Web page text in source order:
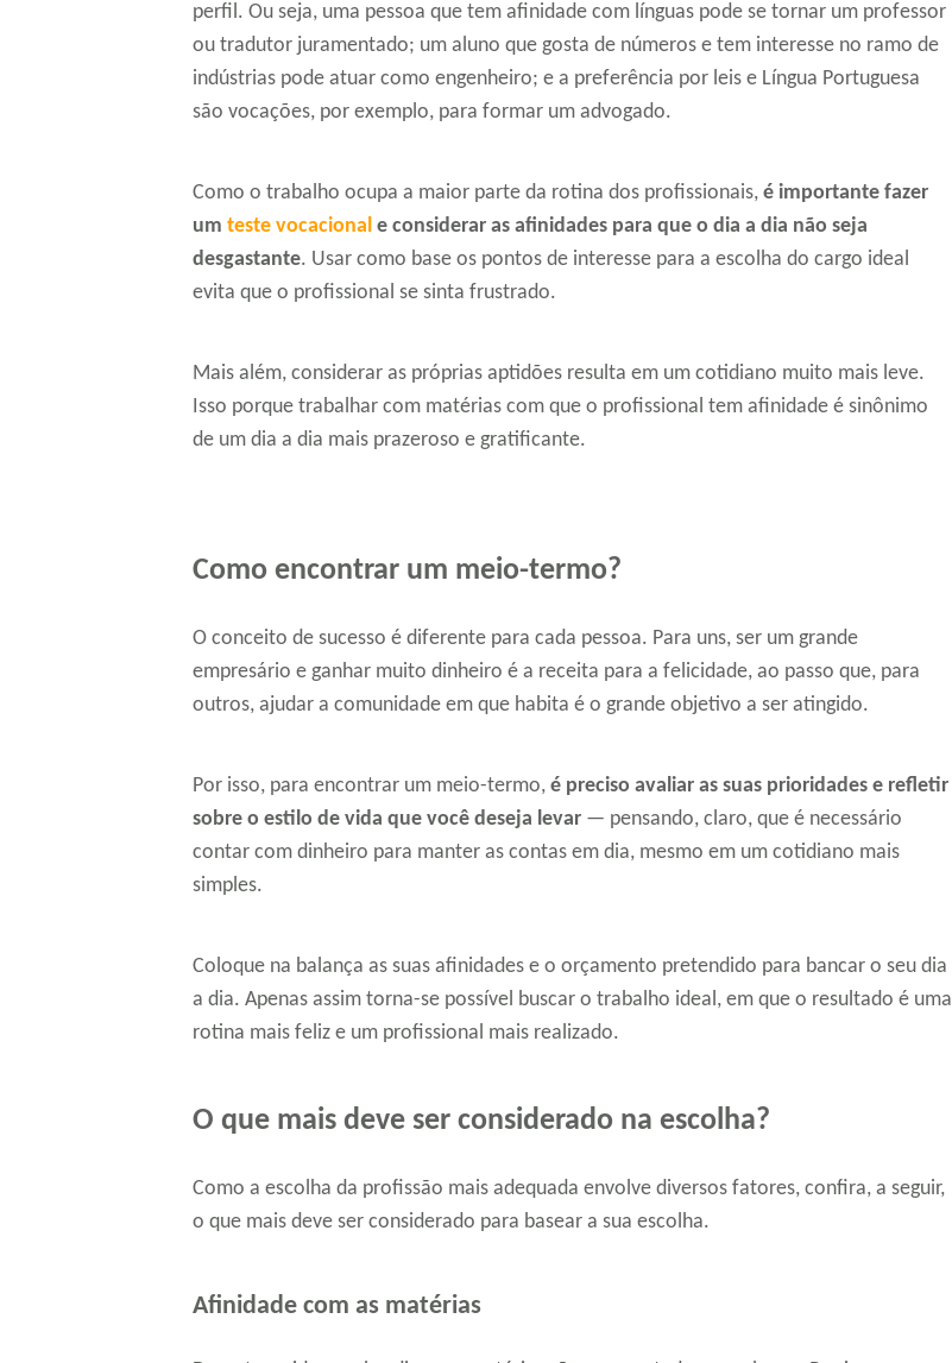
perfil. Ou seja, uma pessoa que tem afinidade com línguas pode se tornar um professor
ou tradutor juramentado; um aluno que gosta de números e tem interesse no ramo de
indústrias pode atuar como engenheiro; e a preferência por leis e Língua Portuguesa
são vocações, por exemplo, para formar um advogado.
Como o trabalho ocupa a maior parte da rotina dos profissionais, é importante fazer
um teste vocacional e considerar as afinidades para que o dia a dia não seja
desgastante. Usar como base os pontos de interesse para a escolha do cargo ideal
evita que o profissional se sinta frustrado.
Mais além, considerar as próprias aptidões resulta em um cotidiano muito mais leve.
Isso porque trabalhar com matérias com que o profissional tem afinidade é sinônimo
de um dia a dia mais prazeroso e gratificante.
Como encontrar um meio-termo?
O conceito de sucesso é diferente para cada pessoa. Para uns, ser um grande
empresário e ganhar muito dinheiro é a receita para a felicidade, ao passo que, para
outros, ajudar a comunidade em que habita é o grande objetivo a ser atingido.
Por isso, para encontrar um meio-termo, é preciso avaliar as suas prioridades e refletir
sobre o estilo de vida que você deseja levar — pensando, claro, que é necessário
contar com dinheiro para manter as contas em dia, mesmo em um cotidiano mais
simples.
Coloque na balança as suas afinidades e o orçamento pretendido para bancar o seu dia
a dia. Apenas assim torna-se possível buscar o trabalho ideal, em que o resultado é uma
rotina mais feliz e um profissional mais realizado.
O que mais deve ser considerado na escolha?
Como a escolha da profissão mais adequada envolve diversos fatores, confira, a seguir,
o que mais deve ser considerado para basear a sua escolha.
Afinidade com as matérias